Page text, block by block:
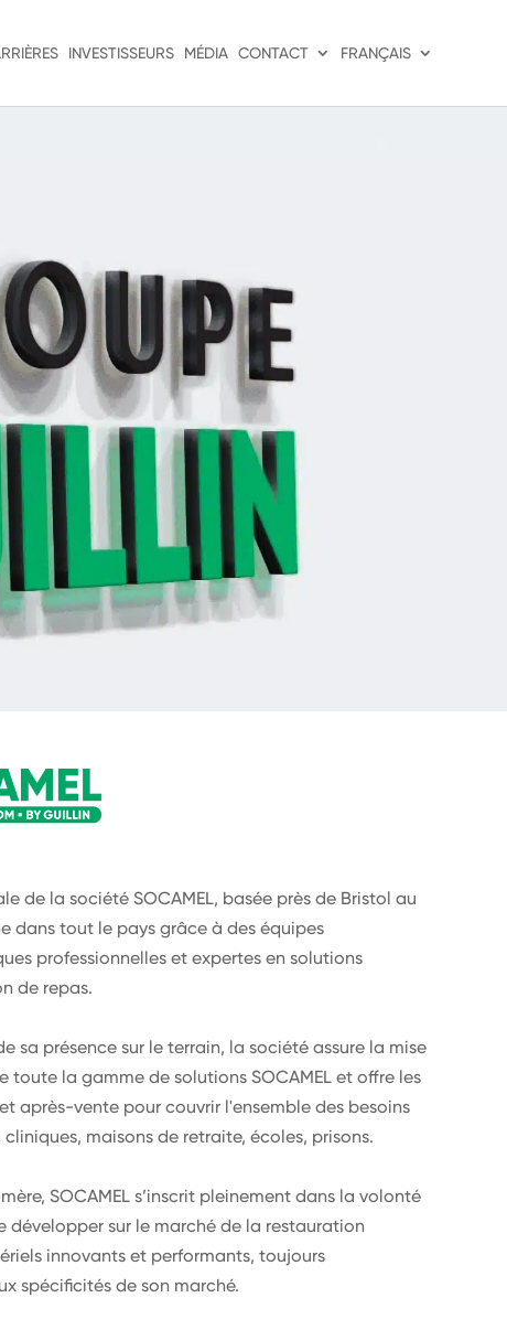
INVESTISSEURS MÉDIA CONTACT FRANÇAIS
de la société SOCAMEL, basée près de Bristol au
dans tout le pays grâce à des équipes
professionnelles et expertes en solutions
de repas.
sa présence sur le terrain, la société assure la mise
toute la gamme de solutions SOCAMEL et offre les
après-vente pour couvrir l'ensemble des besoins
maisons de retraite, écoles, prisons.
SOCAMEL s’inscrit pleinement dans la volonté
développer sur le marché de la restauration
innovants et performants, toujours
spécificités de son marché.